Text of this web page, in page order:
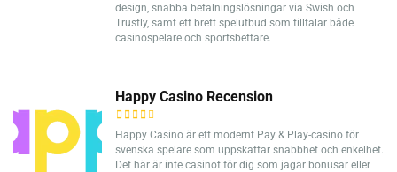
design, snabba betalningslösningar via Swish och
Trustly, samt ett brett spelutbud som tilltalar både
casinospelare och sportsbettare.
Happy Casino Recension
Happy Casino är ett modernt Pay & Play-casino för
svenska spelare som uppskattar snabbhet och enkelhet.
Det här är inte casinot för dig som jagar bonusar eller